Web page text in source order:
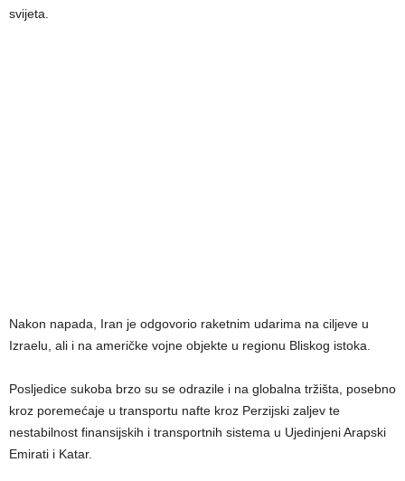
svijeta.
Nakon napada, Iran je odgovorio raketnim udarima na ciljeve u
Izraelu, ali i na američke vojne objekte u regionu Bliskog istoka.
Posljedice sukoba brzo su se odrazile i na globalna tržišta, posebno
kroz poremećaje u transportu nafte kroz Perzijski zaljev te
nestabilnost finansijskih i transportnih sistema u Ujedinjeni Arapski
Emirati i Katar.